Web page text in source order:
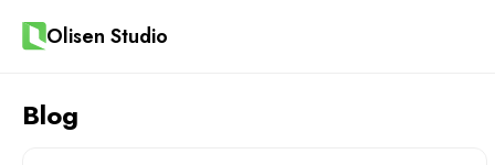
Olisen Studio
Blog